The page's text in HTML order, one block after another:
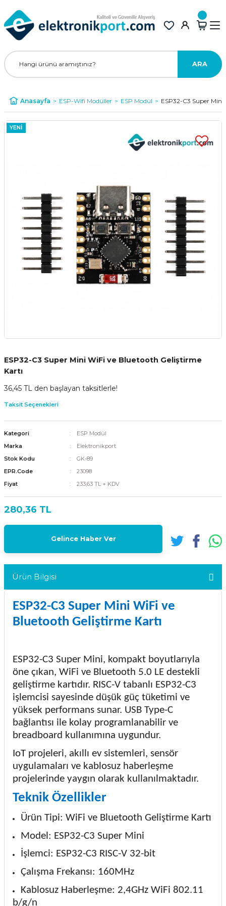
ARA
Anasayfa ESP-Wifi Modüller ESP Modül ESP32-C3 Super
YENİ
ESP32-C3 Super Mini WiFi ve Bluetooth Geliştirme
Kartı
36,45 TL den başlayan taksitlerle!
Taksit Seçenekleri
Kategori
ESP Modül
Marka
Elektronikport
Stok Kodu
GK-89
EPR.Code
23098
Fiyat
233,63 TL + KDV
280,36 TL
Gelince Haber Ver
Ürün Bilgisi
ESP32-C3 Super Mini WiFi ve
Bluetooth Geliştirme Kartı
ESP32-C3 Super Mini, kompakt boyutlarıyla
öne çıkan, WiFi ve Bluetooth 5.0 LE destekli
geliştirme kartıdır. RISC-V tabanlı ESP32-C3
işlemcisi sayesinde düşük güç tüketimi ve
yüksek performans sunar. USB Type-C
bağlantısı ile kolay programlanabilir ve
breadboard kullanımına uygundur.
IoT projeleri, akıllı ev sistemleri, sensör
uygulamaları ve kablosuz haberleşme
projelerinde yaygın olarak kullanılmaktadır.
Teknik Özellikler
Ürün Tipi: WiFi ve Bluetooth Geliştirme Kartı
Model: ESP32-C3 Super Mini
İşlemci: ESP32-C3 RISC-V 32-bit
Çalışma Frekansı: 160MHz
Kablosuz Haberleşme: 2,4GHz WiFi 802.11
b/g/n